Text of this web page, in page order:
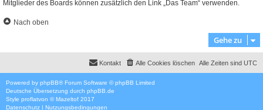
Mitglieder des Boards können zusätzlich den Link „Das Team“ verwenden.
Nach oben
Gehe zu
Alle Zeiten sind UTC
Alle Cookies löschen
Kontakt
Powered by phpBB® Forum Software © phpBB Limited
Deutsche Übersetzung durch phpBB.de
Style proflatvon ©Mazeltof 2017
Datenschutz | Nutzungsbedingungen